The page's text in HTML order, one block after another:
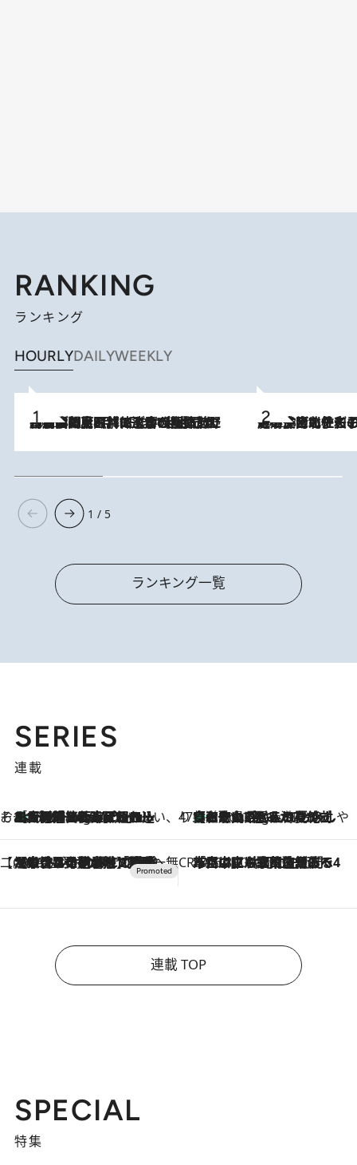
RANKING
ランキング
HOURLYDAILYWEEKLY
2026.8.8
「最後に見られてよかった」上野動物園の東園パンダ舎が解体前に特別公開。8月16日まで延長されたパネル展と共に辿る“半世紀”のパンダ飼育《解体工事の図面あり》 2026.8.3
《「文士の子ども被害者の会」発足！》阿川佐和子（72）が語る遠藤周作に北杜夫、劇作家・矢代静一の子どもたちの“文豪プライベート事件簿”
1 / 5
ランキング一覧
SERIES
連載
そおだよおこの関西おいしい、おやつ紀行1 Hour Ago
［大阪府箕面市］一皿一皿目の前で仕上げられる、料理を巧みに組み込んだアシェットデセールコース「ミチル アシェット デセール（Michiru assiette dessert）」 47都道府県の手みやげ ひんやりスイーツで夏を満喫
1 Hour Ago
【和歌山県】この夏絶対食べたい 冷やしておいしいおやつ3選 みかんがごろっと丸ごと入ったジュレ
【CREA×星野リゾート】唯一無二。癒しと発見が待つ場所へ
2026.8.7
【トンボの足水浴】ヒノキの香りに包まれて涼感マックス！約13℃の湧水かけ流しを避暑地「星野温泉 トンボの湯」で体験 CREA'S CHOICE
2026.8.7
「立川にも歌舞伎があるんだよ」 片岡仁左衛門・市川中車ら豪華座組みで4年目の立川立飛歌舞伎へ
連載 TOP
SPECIAL
特集